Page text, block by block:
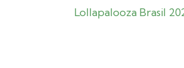
Lollapalooza Brasil